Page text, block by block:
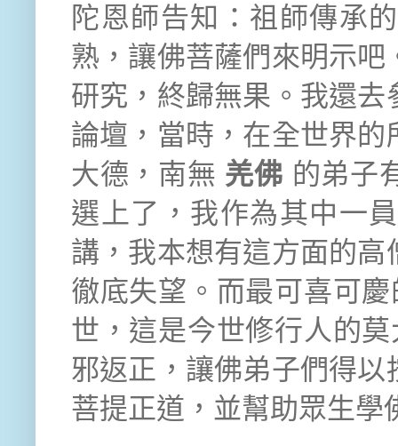
陀恩師告知：祖師傳承
熟，讓佛菩薩們來明示
研究，終歸無果。我還
論壇，當時，在全世界
大德，南無 羌佛 的弟子
選上了，我作為其中一
講，我本想有這方面的
徹底失望。而最可喜可
世，這是今世修行人的
邪返正，讓佛弟子們得
菩提正道，並幫助眾生學